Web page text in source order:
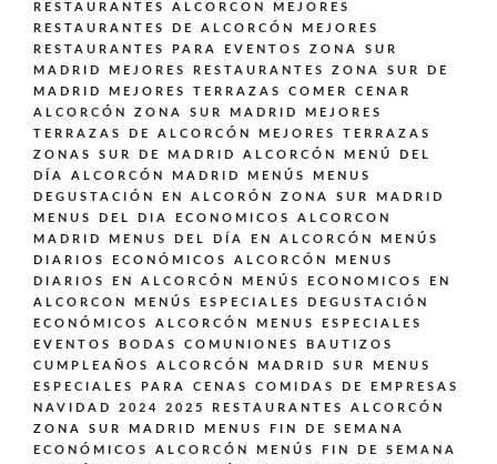
RESTAURANTES ALCORCON
MEJORES
RESTAURANTES DE ALCORCÓN
MEJORES
RESTAURANTES PARA EVENTOS ZONA SUR
MADRID
MEJORES RESTAURANTES ZONA SUR DE
MADRID
MEJORES TERRAZAS COMER CENAR
ALCORCÓN ZONA SUR MADRID
MEJORES
TERRAZAS DE ALCORCÓN
MEJORES TERRAZAS
ZONAS SUR DE MADRID ALCORCÓN
MENÚ DEL
DÍA ALCORCÓN MADRID
MENÚS
MENUS
DEGUSTACIÓN EN ALCORÓN ZONA SUR MADRID
MENUS DEL DIA ECONOMICOS ALCORCON
MADRID
MENUS DEL DÍA EN ALCORCÓN
MENÚS
DIARIOS ECONÓMICOS ALCORCÓN
MENUS
DIARIOS EN ALCORCÓN
MENÚS ECONOMICOS EN
ALCORCON
MENÚS ESPECIALES DEGUSTACIÓN
ECONÓMICOS ALCORCÓN
MENUS ESPECIALES
EVENTOS BODAS COMUNIONES BAUTIZOS
CUMPLEAÑOS ALCORCÓN MADRID SUR
MENUS
ESPECIALES PARA CENAS COMIDAS DE EMPRESAS
NAVIDAD 2024 2025 RESTAURANTES ALCORCÓN
ZONA SUR MADRID
MENUS FIN DE SEMANA
ECONÓMICOS ALCORCÓN
MENÚS FIN DE SEMANA